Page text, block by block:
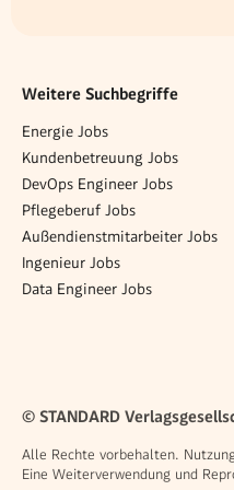
Weitere Suchbegriffe
Energie Jobs
Kundenbetreuung Jobs
DevOps Engineer Jobs
Pflegeberuf Jobs
Außendienstmitarbeiter Jobs
Ingenieur Jobs
Data Engineer Jobs
© STANDARD
Alle Rechte vorbehalten.
Eine Weiterverwendung und